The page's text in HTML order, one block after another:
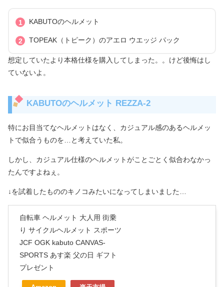
KABUTOのヘルメット
TOPEAK（トピーク）のアエロ ウエッジ パック
想定していたより本格仕様を購入してしまった。。けど後悔はし
ていないよ。
KABUTOのヘルメット REZZA-2
特にお目当てなヘルメットはなく、カジュアル感のあるヘルメッ
トで似合うものを…と考えていた私。
しかし、カジュアル仕様のヘルメットがことごとく似合わなかっ
たんですよねぇ。
↓を試着したもののキノコみたいになってしまいました…
自転車 ヘルメット 大人用 街乗
り サイクルヘルメット スポーツ
JCF OGK kabuto CANVAS-
SPORTS あす楽 父の日 ギフト
プレゼント